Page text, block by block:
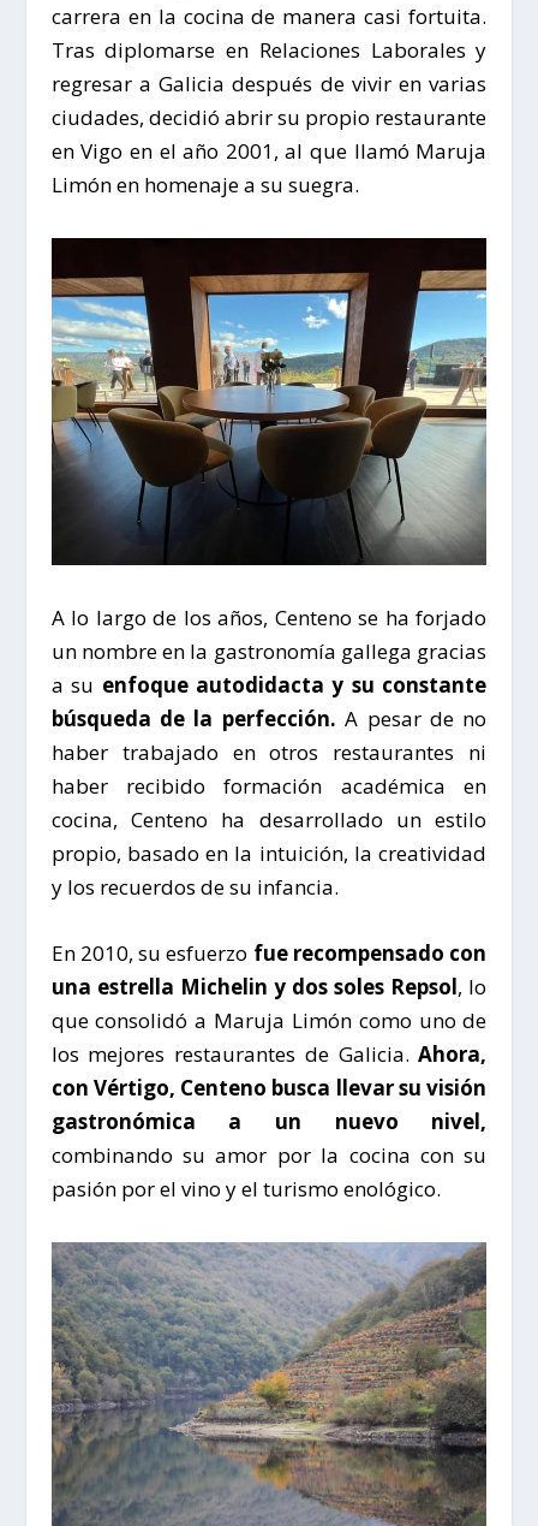
carrera en la cocina de manera casi fortuita.
Tras diplomarse en Relaciones Laborales y
regresar a Galicia después de vivir en varias
ciudades, decidió abrir su propio restaurante
en Vigo en el año 2001, al que llamó Maruja
Limónen homenaje a su suegra.
A lo largo de los años, Centeno se ha forjado
un nombre en la gastronomía gallega gracias
a su enfoque autodidacta y su constante
búsqueda de la perfección. A pesar de no
haber trabajado en otros restaurantes ni
haber recibido formación académica en
cocina, Centeno ha desarrollado un estilo
propio, basado en la intuición, la creatividad
y los recuerdos de su infancia.
En 2010, su esfuerzo fue recompensado con
una estrella Michelin y dos soles Repsol, lo
que consolidó a Maruja Limóncomo uno de
los mejores restaurantes de Galicia.Ahora,
con Vértigo, Centeno busca llevar su visión
gastronómica a un nuevo nivel,
combinando su amor por la cocina con su
pasión por el vino y el turismo enológico.